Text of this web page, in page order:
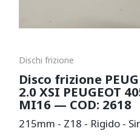
Dischi frizione
Disco frizione
2.0 XSI PEUGEOT
MI16 — COD: 2618
215mm - Z18 - Rigido -